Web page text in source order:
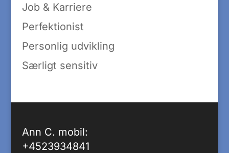
Job & Karriere
Perfektionist
Personlig udvikling
Særligt sensitiv
Ann C. mobil:
+4523934841